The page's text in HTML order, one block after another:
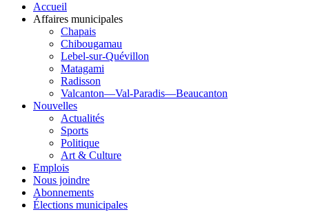
Accueil
Affaires municipales
Chapais
Chibougamau
Lebel-sur-Quévillon
Matagami
Radisson
Valcanton—Val-Paradis—Beaucanton
Nouvelles
Actualités
Sports
Politique
Art & Culture
Emplois
Nous joindre
Abonnements
Élections municipales